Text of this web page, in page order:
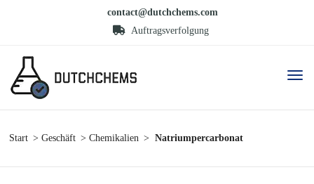
contact@dutchchems.com
Auftragsverfolgung
Start Geschäft Chemikalien Natriumpercarbonat